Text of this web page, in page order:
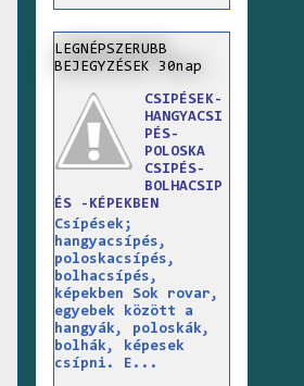
LEGNÉPSZERUBB
BEJEGYZÉSEK 30nap
CSIPÉSEK-
HANGYACSI
PÉS-
POLOSKA
CSIPÉS-
BOLHACSIP
ÉS -KÉPEKBEN
Csípések;
hangyacsípés,
poloskacsípés,
bolhacsípés,
képekben Sok rovar,
egyebek között a
hangyák, poloskák,
bolhák, képesek
csípni. E...